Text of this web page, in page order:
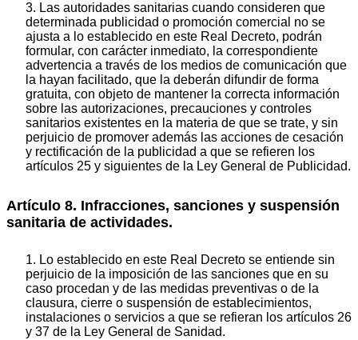
3. Las autoridades sanitarias cuando consideren que
determinada publicidad o promoción comercial no se
ajusta a lo establecido en este Real Decreto, podrán
formular, con carácter inmediato, la correspondiente
advertencia a través de los medios de comunicación que
la hayan facilitado, que la deberán difundir de forma
gratuita, con objeto de mantener la correcta información
sobre las autorizaciones, precauciones y controles
sanitarios existentes en la materia de que se trate, y sin
perjuicio de promover además las acciones de cesación
y rectificación de la publicidad a que se refieren los
artículos 25 y siguientes de la Ley General de Publicidad.
Artículo 8. Infracciones, sanciones y suspensión
sanitaria de actividades.
1. Lo establecido en este Real Decreto se entiende sin
perjuicio de la imposición de las sanciones que en su
caso procedan y de las medidas preventivas o de la
clausura, cierre o suspensión de establecimientos,
instalaciones o servicios a que se refieran los artículos 26
y 37 de la Ley General de Sanidad.